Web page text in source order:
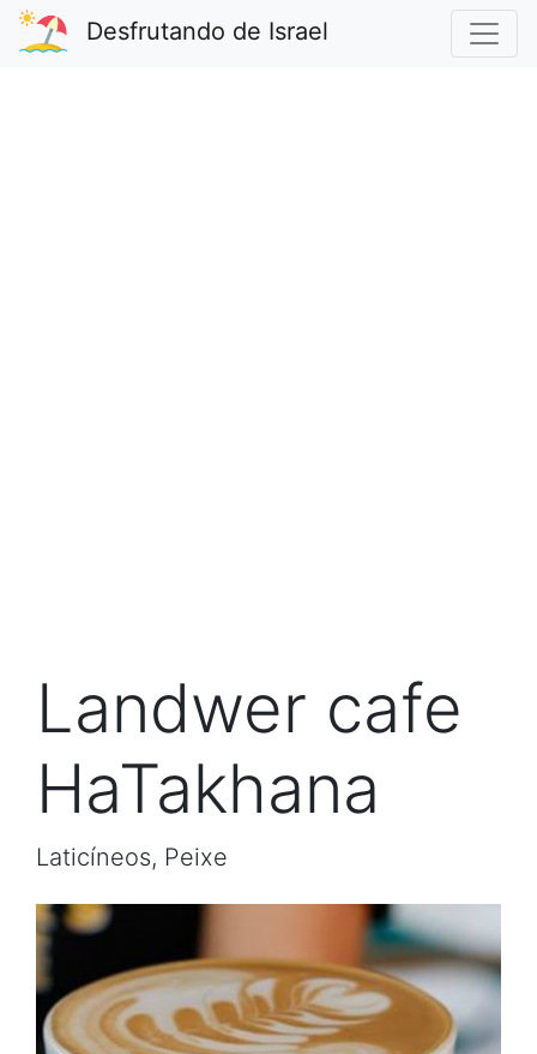
Desfrutando de Israel
Landwer cafe
HaTakhana
Laticíneos, Peixe